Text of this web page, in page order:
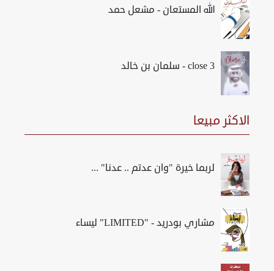
الله المستعان - مشعل حمد
close 3 - سلمان بن خالد
الاكثر مبيعا
لربما خيرة "وان عدتم .. عدنا" ...
مشاري بودريد - "LIMITED" ليساء